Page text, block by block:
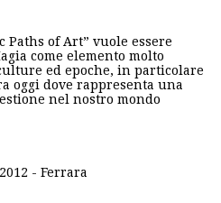
Paths of Art” vuole essere
come elemento molto
ed epoche, in particolare
oggi dove rappresenta una
nel nostro mondo